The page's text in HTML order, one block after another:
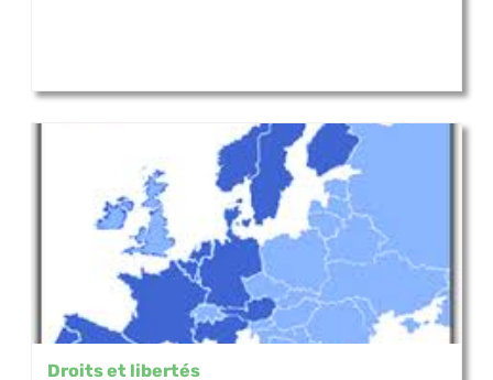
Droits et libertés